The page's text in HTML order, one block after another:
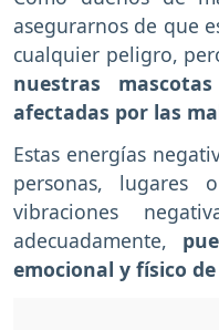
asegurarnos de que
cualquier peligro,
nuestras
afectadas por las
Estas energías
personas, lugares
vibraciones
adecuadamente,
emocional y físico